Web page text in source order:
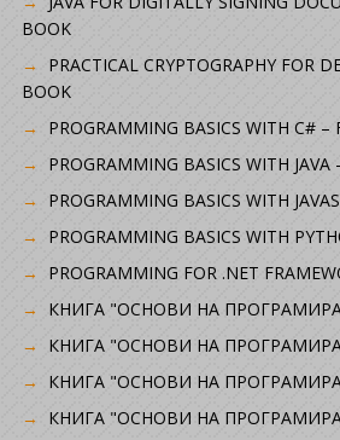
BOOK
PRACTICAL CRYPTOGRAPHY FOR
BOOK
PROGRAMMING BASICS WITH C# –
PROGRAMMING BASICS WITH JAVA
PROGRAMMING BASICS WITH
PROGRAMMING BASICS WITH
PROGRAMMING FOR .NET
КНИГА "ОСНОВИ НА
КНИГА "ОСНОВИ НА
КНИГА "ОСНОВИ НА
КНИГА "ОСНОВИ НА